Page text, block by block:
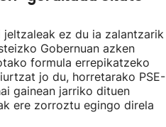
jeltzaleak ez du ia zalantzarik
Gobernuan azken
formula errepikatzeko
jo du, horretarako PSE-
gainean jarriko dituen
ere zorroztu egingo direla